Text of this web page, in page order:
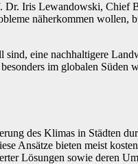
Dr. Iris Lewandowski,
näherkommen
eine nachhaltigere
im globalen
des Klimas in Städten
Ansätze bieten meist
Lösungen sowie deren